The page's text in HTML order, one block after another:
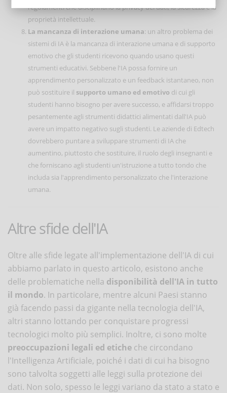
regolamenti che disciplinano la privacy dei dati, la sicurezza e la
proprietà intellettuale.
La mancanza di interazione umana: un altro problema dei
sistemi di IA è la mancanza di interazione umana e di supporto
emotivo che gli studenti ricevono quando usano questi
strumenti educativi. Sebbene l'IA possa fornire un
apprendimento personalizzato e un feedback istantaneo, non
può sostituire il supporto umano ed emotivo di cui gli
studenti hanno bisogno per avere successo, e affidarsi troppo
pesantemente agli strumenti didattici alimentati dall'IA può
avere un impatto negativo sugli studenti. Le aziende di Edtech
dovrebbero puntare a sviluppare strumenti di IA che
aumentino, piuttosto che sostituire, il ruolo degli insegnanti e
che forniscano agli studenti un'istruzione a tutto tondo che
includa sia l'apprendimento personalizzato che l'interazione
umana.
Altre sfide dell'IA
Oltre alle sfide legate all'implementazione dell'IA di cui
abbiamo parlato in questo articolo, esistono anche
delle problematiche nella disponibilità dell'IA in tutto
il mondo. In particolare, mentre alcuni Paesi stanno
già facendo passi da gigante nella tecnologia dell'IA,
altri stanno lottando per conquistare progressi
tecnologici molto più semplici. Inoltre, ci sono molte
preoccupazioni legali ed etiche che circondano
l'Intelligenza Artificiale, poiché i dati di cui ha bisogno
sono talvolta soggetti alle leggi sulla protezione dei
dati. Non solo, spesso le leggi variano da stato a stato e